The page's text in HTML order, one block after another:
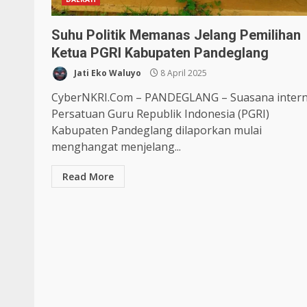
Suhu Politik Memanas Jelang Pemilihan
Ketua PGRI Kabupaten Pandeglang
Jati Eko Waluyo 8 April 2025
CyberNKRI.Com – PANDEGLANG – Suasana
Persatuan Guru Republik Indonesia (PGRI)
Kabupaten Pandeglang dilaporkan mulai
menghangat menjelang...
Read More